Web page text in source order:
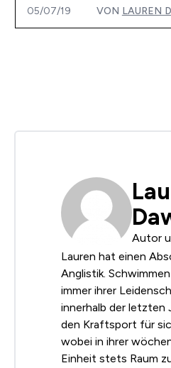
05/07/19 VON LAUREN
Autor
Lauren hat einen
Anglistik.
immer ihrer
innerhalb der letzten
den Kraftsport für
wobei in ihrer
Einheit stets Raum